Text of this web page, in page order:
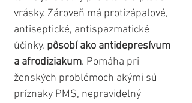
vrásky. Zároveň má protizápalové,
antiseptické, antispazmatické
účinky, pôsobí ako antidepresívum
a afrodiziakum. Pomáha pri
ženských problémoch akými sú
príznaky PMS, nepravidelný